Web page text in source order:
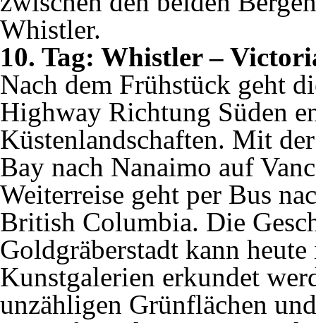
Whistler.
10. Tag: Whistler –
Nach dem Frühstück geht
Highway Richtung Süden
Küstenlandschaften. Mit
Bay nach Nanaimo auf
Weiterreise geht per Bus
British Columbia. Die
Goldgräberstadt kann
Kunstgalerien erkundet
unzähligen Grünflächen